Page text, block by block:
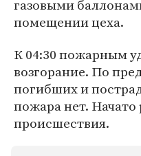
газовыми
помещении цеха.
К 04:30 пожарным
возгорание. По
погибших и
пожара нет.
происшествия.